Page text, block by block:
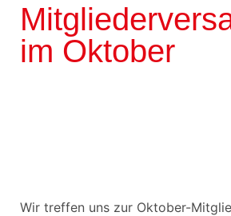
im Oktober
Wir treffen uns zur Oktober-